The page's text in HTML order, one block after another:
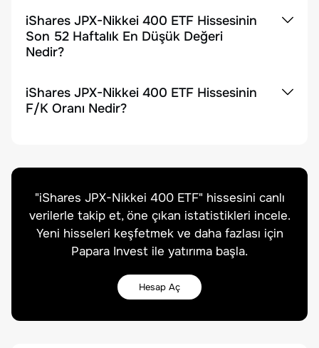
iShares JPX-Nikkei 400 ETF Hissesinin
Son 52 Haftalık En Düşük Değeri
Nedir?
iShares JPX-Nikkei 400 ETF Hissesinin
F/K Oranı Nedir?
"iShares JPX-Nikkei 400 ETF" hissesini canlı
verilerle takip et, öne çıkan istatistikleri incele.
Yeni hisseleri keşfetmek ve daha fazlası için
Papara Invest ile yatırıma başla.
Hesap Aç